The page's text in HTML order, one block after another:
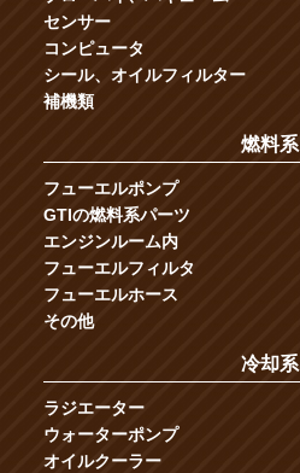
センサー
コンピュータ
シール、オイルフィルター
補機類
燃料系
フューエルポンプ
GTIの燃料系パーツ
エンジンルーム内
フューエルフィルタ
フューエルホース
その他
冷却系
ラジエーター
ウォーターポンプ
オイルクーラー